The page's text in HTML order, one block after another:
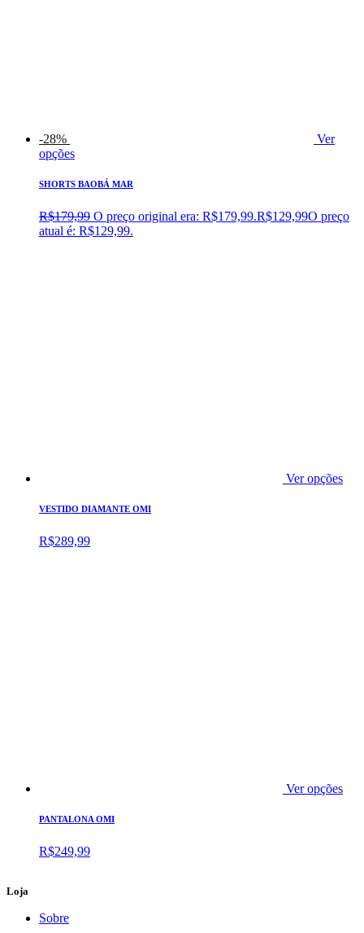
-28%
Ver
opções
SHORTS BAOBÁ MAR
R$179,99 O preço original era: R$179,99.R$129,99O preço
atual é: R$129,99.
Ver opções
VESTIDO DIAMANTE OMI
R$289,99
Ver opções
PANTALONA OMI
R$249,99
Loja
Sobre